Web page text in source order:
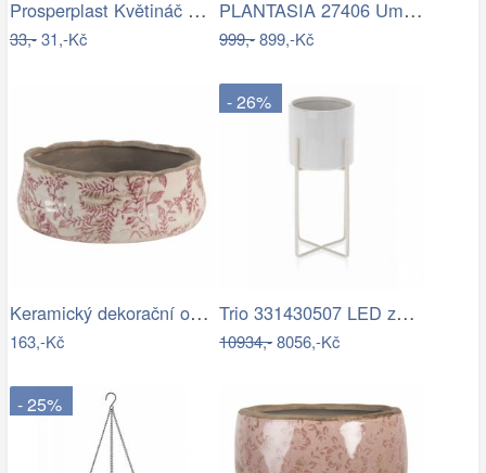
Prosperplast Květináč Coubi Square s…
33,-31,-Kč
PLANTASIA 27406 Umělý strom rostlina -…
999,-899,-Kč
Keramický dekorační obal na květináč s…
163,-Kč
- 26%
Trio 331430507 LED závěsné stropní…
10934,-8056,-Kč
- 25%